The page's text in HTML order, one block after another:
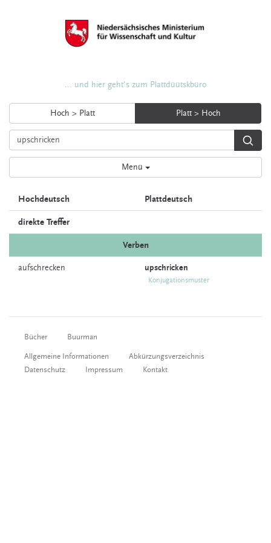
... und hier geht's zum Plattdüütskbüro
Hoch > Platt Platt > Hoch
Menü
Hochdeutsch Plattdeutsch
direkte Treffer
Verben
aufschrecken upschricken
Konjugationsmuster
Bücher Buurman
Allgemeine Informationen
Abkürzungsverzeichnis
Datenschutz
Impressum Kontakt